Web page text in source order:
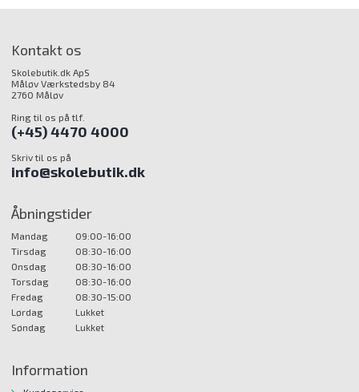
Kontakt os
Skolebutik.dk ApS
Måløv Værkstedsby 84
2760 Måløv
Ring til os på tlf.
(+45) 4470 4000
Skriv til os på
info@skolebutik.dk
Åbningstider
Mandag
09:00-16:00
Tirsdag
08:30-16:00
Onsdag
08:30-16:00
Torsdag
08:30-16:00
Fredag
08:30-15:00
Lørdag
Lukket
Søndag
Lukket
Information